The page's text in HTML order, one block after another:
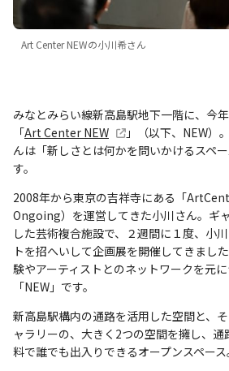
Art Center NEWの小川希さん
みなとみらい線新高島駅地下一階に、今
「Art Center NEW
」（以下、NEW）
んは「新しさとは何かを問いかけるスペ
す。
2008年から東京の吉祥寺にある「
Ongoing）を運営してきた小川さん。ギ
した芸術複合施設で、２週間に１度、小
トを招へいして企画展を開催してきまし
験やアーティストとのネットワークを元
「NEW」です。
新高島駅構内の通路を活用した空間と、
ャラリーの、大きく2つの空間を擁し、
料で誰でも出入りできるオープンスペース